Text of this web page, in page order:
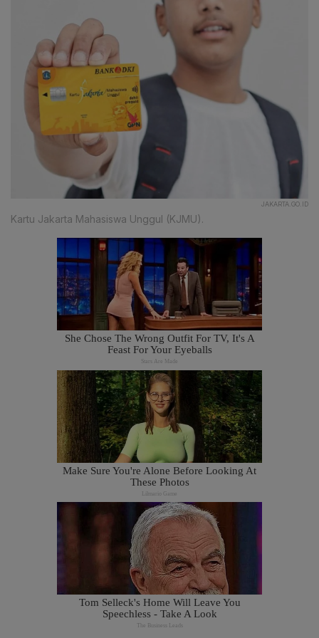
JAKARTA.GO.ID
Kartu Jakarta Mahasiswa Unggul (KJMU).